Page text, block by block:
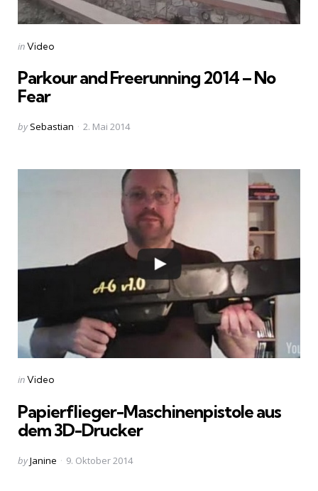
Categories
Posted
inVideo
Parkour and Freerunning 2014 – No
Fear
Posted
by Sebastian 2. Mai 2014
Categories
Posted
inVideo
Papierflieger-Maschinenpistole aus
dem 3D-Drucker
Posted
byJanine 9. Oktober 2014